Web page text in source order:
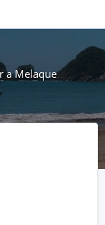
a Melaque